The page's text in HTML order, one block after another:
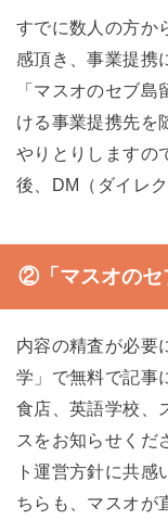
すでに数人の方か
感頂き、事業提携
「マスオのセブ
ける事業提携先を
やりとりしますの
後、DM（ダイレ
②「マスオのセ
内容の精査が必要
学」で無料で記事
食店、英語学校、
スをお知らせくだ
ト運営方針に共感
ちらも、マスオが